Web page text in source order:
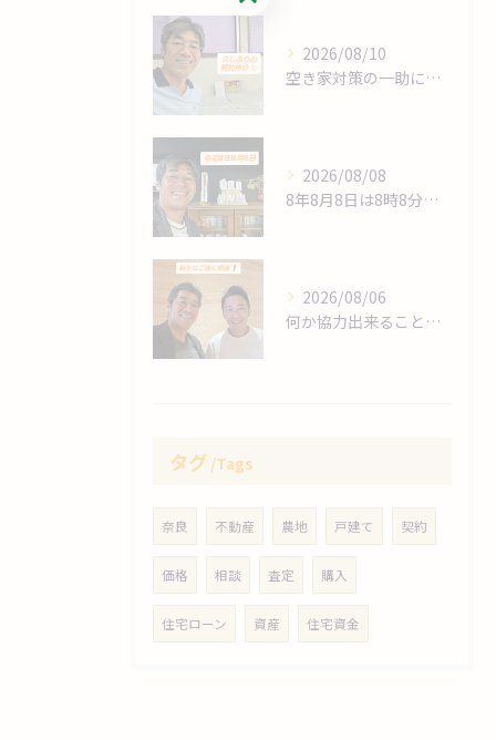
2026/08/10
空き家対策の一助になれたか⁉️
2026/08/08
8年8月8日は8時8分 始動❗
2026/08/06
何か協力出来ることは⁉️
タグ Tags
奈良 不動産 農地 戸建て 契約
価格 相談 査定 購入
住宅ローン 資産 住宅資金